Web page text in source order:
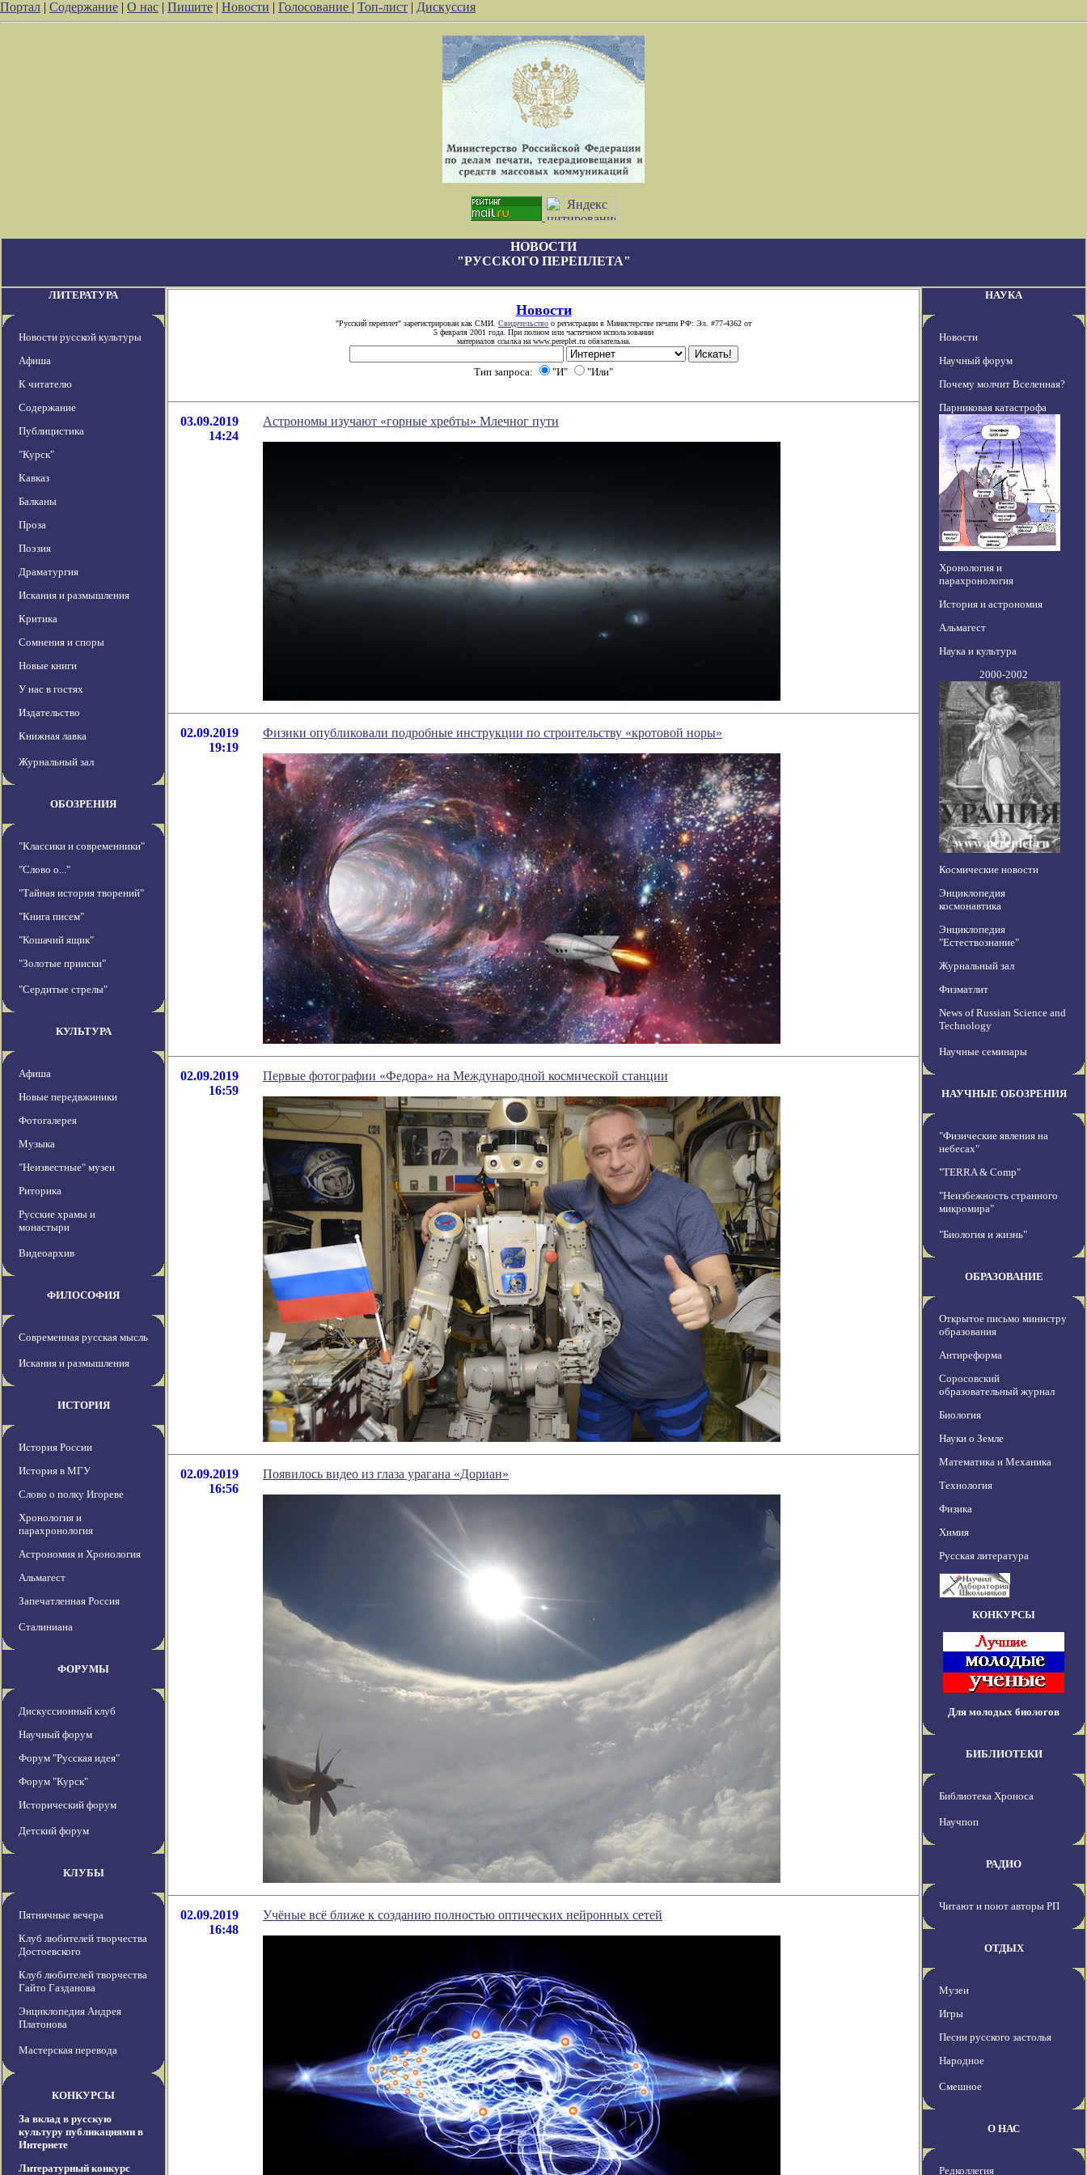
Портал | Содержание | О нас | Пишите | Новости | Голосование | Топ-лист | Дискуссия
НОВОСТИ
"РУССКОГО ПЕРЕПЛЕТА"
ЛИТЕРАТУРА
Новости русской культуры
Афиша
К читателю
Содержание
Публицистика
"Курск"
Кавказ
Балканы
Проза
Поэзия
Драматургия
Искания и размышления
Критика
Сомнения и споры
Новые книги
У нас в гостях
Издательство
Книжная лавка
Журнальный зал
ОБОЗРЕНИЯ
"Классики и современники"
"Слово о..."
"Тайная история творений"
"Книга писем"
"Кошачий ящик"
"Золотые прииски"
"Сердитые стрелы"
КУЛЬТУРА
Афиша
Новые передвжиники
Фотогалерея
Музыка
"Неизвестные" музеи
Риторика
Русские храмы и
монастыри
Видеоархив
ФИЛОСОФИЯ
Современная русская мысль
Искания и размышления
ИСТОРИЯ
История России
История в МГУ
Слово о полку Игореве
Хронология и
парахронология
Астрономия и Хронология
Альмагест
Запечатленная Россия
Сталиниана
ФОРУМЫ
Дискуссионный клуб
Научный форум
Форум "Русская идея"
Форум "Курск"
Исторический форум
Детский форум
КЛУБЫ
Пятничные вечера
Клуб любителей творчества
Достоевского
Клуб любителей творчества
Гайто Газданова
Энциклопедия Андрея
Платонова
Мастерская перевода
КОНКУРСЫ
За вклад в русскую
культуру публикациями в
Интернете
Литературный конкурс
Новости
"Русский переплет" зарегистрирован как СМИ. Свидетельство о регистрации в Министерстве печати РФ: Эл. #77-4362 от
5 февраля 2001 года. При полном или частичном использовании
материалов ссылка на www.pereplet.ru обязательна.
Тип запроса: "И" "Или"
03.09.2019
14:24
Астрономы изучают «горные хребты» Млечног пути
02.09.2019
19:19
Физики опубликовали подробные инструкции по строительству «кротовой норы»
02.09.2019
16:59
Первые фотографии «Федора» на Международной космической станции
02.09.2019
16:56
Появилось видео из глаза урагана «Дориан»
02.09.2019
16:48
Учёные всё ближе к созданию полностью оптических нейронных сетей
НАУКА
Новости
Научный форум
Почему молчит Вселенная?
Парниковая катастрофа
Хронология и
парахронология
История и астрономия
Альмагест
Наука и культура
2000-2002
Космические новости
Энциклопедия
космонавтика
Энциклопедия
"Естествознание"
Журнальный зал
Физматлит
News of Russian Science and
Technology
Научные семинары
НАУЧНЫЕ ОБОЗРЕНИЯ
"Физические явления на
небесах"
"TERRA & Comp"
"Неизбежность странного
микромира"
"Биология и жизнь"
ОБРАЗОВАНИЕ
Открытое письмо министру
образования
Антиреформа
Соросовский
образовательный журнал
Биология
Науки о Земле
Математика и Механика
Технология
Физика
Химия
Русская литература
КОНКУРСЫ
Для молодых биологов
БИБЛИОТЕКИ
Библиотека Хроноса
Научпоп
РАДИО
Читают и поют авторы РП
ОТДЫХ
Музеи
Игры
Песни русского застолья
Народное
Смешное
О НАС
Редколлегия